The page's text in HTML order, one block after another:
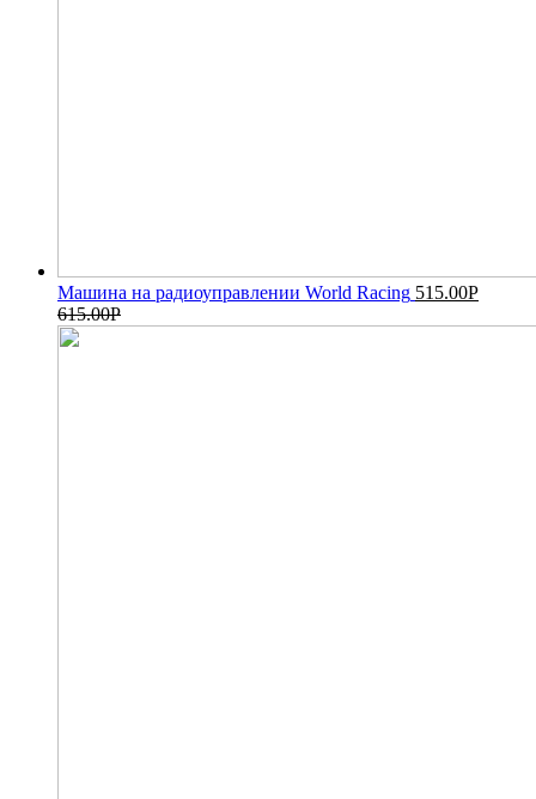
Машина на радиоуправлении World Racing 515.00Р
615.00Р